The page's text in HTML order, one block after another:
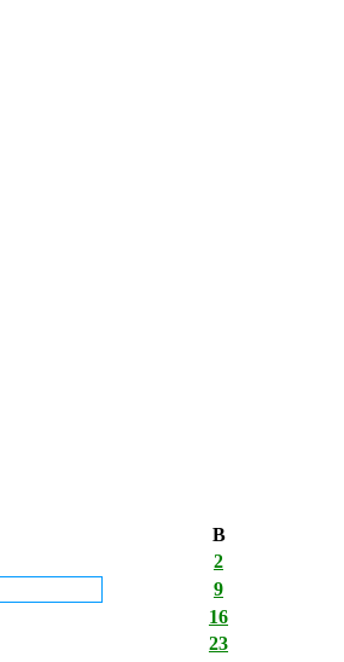
В
2
9
16
23